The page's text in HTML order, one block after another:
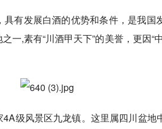
有发展白酒的优势和条件，是我国
一,素有“川酒甲天下”的美誉，更因“
级风景区九龙镇。这里属四川盆地